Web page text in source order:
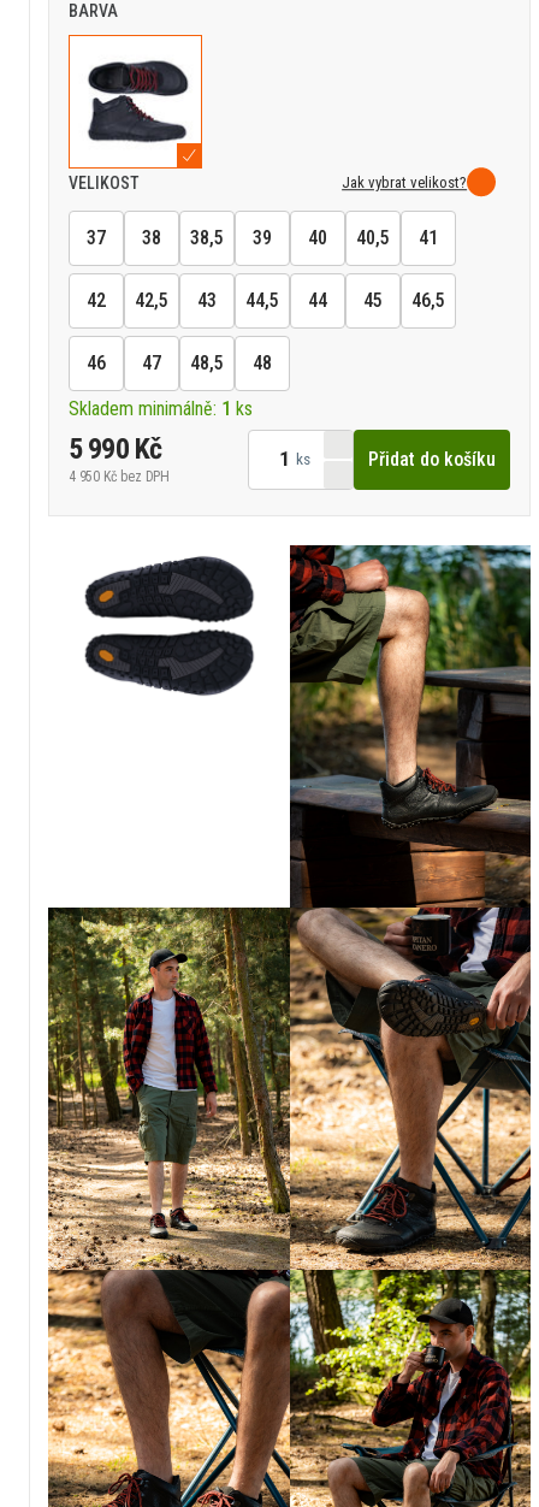
BARVA
VELIKOST Jak vybrat velikost?
37 38 38,5 39 40 40,5 41
42 42,5 43 44,5 44 45 46,5
46 47 48,5
48
Skladem minimálně: 1 ks
5 990 Kč
4 950 Kč bez DPH
ks Přidat do košíku